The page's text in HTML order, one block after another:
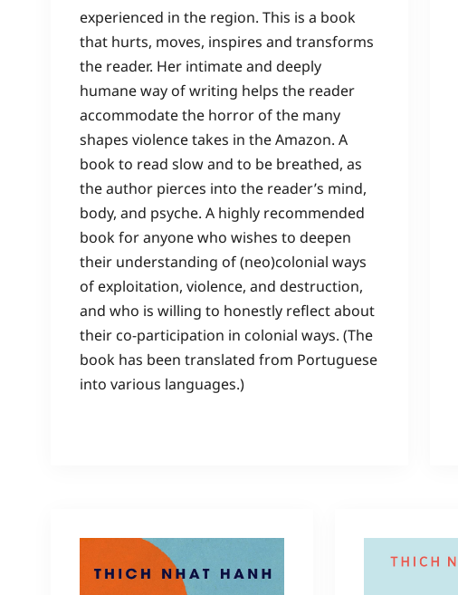
experienced in the region. This is a book
that hurts, moves, inspires and transforms
the reader. Her intimate and deeply
humane way of writing helps the reader
accommodate the horror of the many
shapes violence takes in the Amazon. A
book to read slow and to be breathed, as
the author pierces into the reader’s mind,
body, and psyche. A highly recommended
book for anyone who wishes to deepen
their understanding of (neo)colonial ways
of exploitation, violence, and destruction,
and who is willing to honestly reflect about
their co-participation in colonial ways. (The
book has been translated from Portuguese
into various languages.)